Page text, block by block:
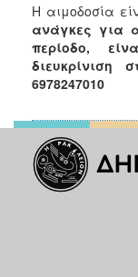
Η αιμοδοσία
ανάγκες για
περίοδο,
διευκρίνιση
6978247010